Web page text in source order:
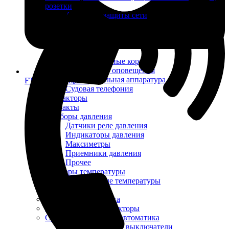
FTS-omsk@mail.ru
розетки
Автоматы защиты сети
Соединительные коробки
Аппаратура связи, оповещения
Звукосигнальная аппаратура
Судовая телефония
Контакторы
Контакты
Приборы давления
Датчики реле давления
Индикаторы давления
Максиметры
Приемники давления
Прочее
Приборы температуры
Датчики реле температуры
Реле уровня и потока
Светильники, прожекторы
Судовая электрика и автоматика
Автоматические выключатели